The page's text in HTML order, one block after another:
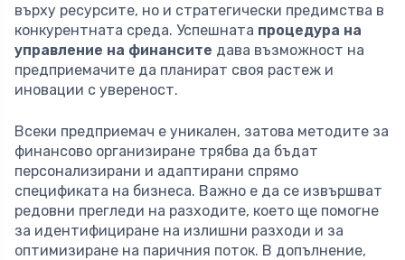
върху ресурсите, но и стратегически предимства в
конкурентната среда. Успешната процедура на
управление на финансите дава възможност на
предприемачите да планират своя растеж и
иновации с увереност.
Всеки предприемач е уникален, затова методите за
финансово организиране трябва да бъдат
персонализирани и адаптирани спрямо
спецификата на бизнеса. Важно е да се извършват
редовни прегледи на разходите, което ще помогне
за идентифициране на излишни разходи и за
оптимизиране на паричния поток. В допълнение,